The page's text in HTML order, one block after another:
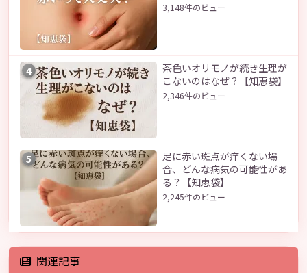
3,148件のビュー
4
茶色いオリモノが続き生理が
こないのはなぜ？【知恵袋】
2,346件のビュー
5
足に赤い斑点が痒くない場
合、どんな病気の可能性があ
る？【知恵袋】
2,245件のビュー
関連記事